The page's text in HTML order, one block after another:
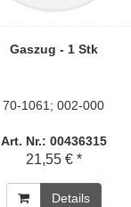
Gaszug - 1 Stk
70-1061; 002-000
Art. Nr.: 00436315
21,55 € *
Details